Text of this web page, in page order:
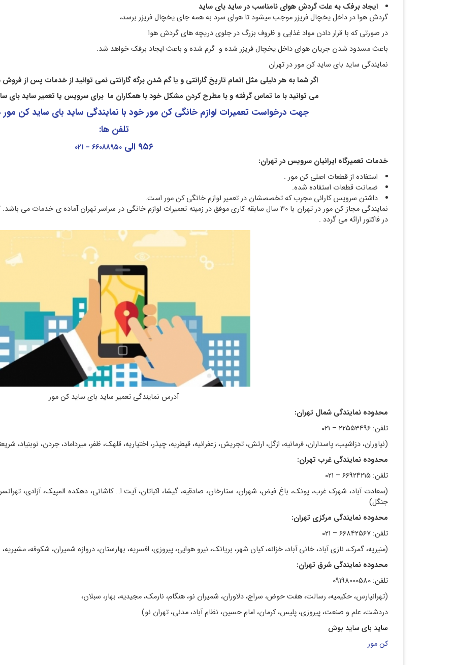
ایجاد برفک به علت گردش هوای نامناسب در ساید بای ساید
گردش هوا در داخل یخچال فریزر موجب میشود تا هوای سرد به همه جای یخچال فریزر برسد،
در صورتی که با قرار دادن مواد غذایی و ظروف بزرگ در جلوی دریچه های گردش هوا
باعث مسدود شدن جریان هوای داخل یخچال فریزر شده و گرم شده و باعث ایجاد برفک خواهد شد.
نمایندگی ساید بای ساید کن مور در تهران
اگر شما به هر دلیلی مثل اتمام تاریخ گارانتی و یا گم شدن برگه گارانتی نمی توانید از خدمات پس از
می توانید با ما تماس گرفته و با مطرح کردن مشکل خود با همکاران ما برای سرویس یا تعمیر ساید بای
جهت درخواست تعمیرات لوازم خانگی کن مورخود با نمایندگی ساید بای ساید کن
تلفن ها:
۹۵۶ الی ۶۶۰۸۸۹۵۰ – ۰۲۱
خدمات تعمیرگاه ایرانیان سرویس در تهران:
استفاده از قطعات اصلی کن مور .
ضمانت قطعات استفاده شده.
داشتن سرویس کارانی مجرب که تخصصشان در تعمیر لوازم خانگی کن مور است.
نمایندگی مجاز کن مور در تهران با ۳۰ سال سابقه کاری موفق در زمینه تعمیرات لوازم خانگی در سراسر تهران
در فاکتور ارائه می گردد .
آدرس نمایندگی تعمیر ساید بای ساید کن مور
محدوده نمایندگی شمال تهران:
تلفن: ۲۲۵۵۳۴۹۶ – ۰۲۱
(نیاوران، دزاشیب، پاسداران، فرمانیه، ازگل، ارتش، تجریش، زعفرانیه، قیطریه، چیذر، اختیاریه، قلهک، ظفر، میرداماد، جردن، نوبنیاد،
محدوده نمایندگی غرب تهران:
تلفن: ۶۶۹۲۴۲۱۵ – ۰۲۱
(سعادت آباد، شهرک غرب، پونک، باغ فیض، شهران، ستارخان، صادقیه، گیشا، اکباتان، آیت ا… کاشانی، دهکده المپیک، آزادی، تهرانسر،
جنگل)
محدوده نمایندگی مرکزی تهران:
تلفن: ۶۶۸۴۲۵۶۷ – ۰۲۱
(منیریه، گمرک، نازی آباد، خانی آباد، خزانه، کیان شهر، بریانک، نیرو هوایی، پیروزی، افسریه، بهارستان، دروازه شمیران، شکوفه،
محدوده نمایندگی شرق تهران:
تلفن: 09198000580
(تهرانپارس، حکیمیه، رسالت، هفت حوض، سراج، دلاوران، شمیران نو، هنگام، نارمک، مجیدیه، بهار، سبلان،
دردشت، علم و صنعت، پیروزی، پلیس، کرمان، امام حسین، نظام آباد، مدنی، تهران نو)
ساید بای ساید بوش
کن مور